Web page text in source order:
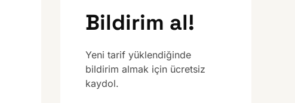
Bildirim al!
Yeni tarif yüklendiğinde
bildirim almak için ücretsiz
kaydol.